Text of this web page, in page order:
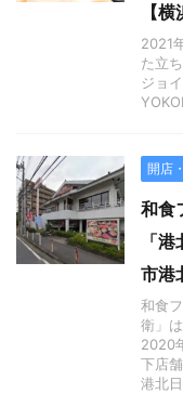
【
2021
た立
ジョ
開店
和食
「
市港
和食
衛」
2020
下店
港北